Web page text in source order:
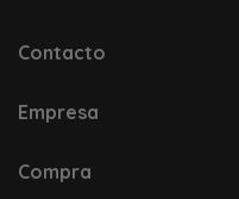
Contacto
Empresa
Compra